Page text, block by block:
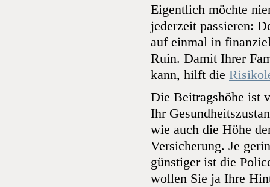
Eigentlich möchte
jederzeit passieren:
auf einmal in
Ruin. Damit Ihrer
kann, hilft die
Die Beitragshöhe ist
Ihr
wie auch die Höhe
Versicherung. Je
günstiger ist die
wollen Sie ja Ihre